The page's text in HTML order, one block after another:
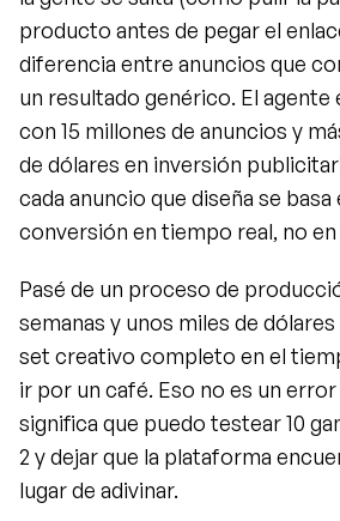
producto antes de pegar el
diferencia entre anuncios que
un resultado genérico. El agente
con 15 millones de anuncios y
de dólares en inversión
cada anuncio que diseña se basa
conversión en tiempo real, no
Pasé de un proceso de
semanas y unos miles de
set creativo completo en el
ir por un café. Eso no es un
significa que puedo testear 10
2 y dejar que la plataforma
lugar de adivinar.